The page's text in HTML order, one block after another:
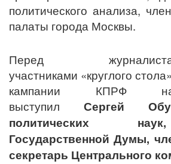
политического анализа,
палаты города Москвы.
Перед
участниками «круглого
кампании КПРФ
выступил Сергей
политических
Государственной Думы,
секретарь Центрального